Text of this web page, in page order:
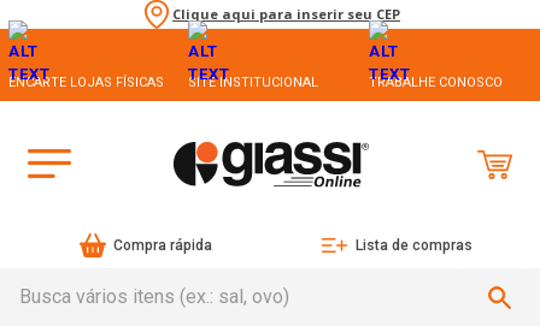
Clique aqui para inserir seu CEP
ENCARTE LOJAS FÍSICAS SITE INSTITUCIONAL TRABALHE CONOSCO
Compra rápida Lista de compras